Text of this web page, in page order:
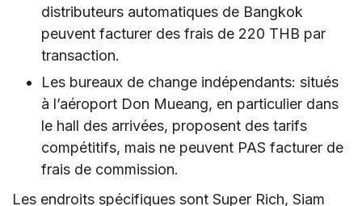
distributeurs automatiques de Bangkok
peuvent facturer des frais de 220 THB par
transaction.
Les bureaux de change indépendants: situés
à l’aéroport Don Mueang, en particulier dans
le hall des arrivées, proposent des tarifs
compétitifs, mais ne peuvent PAS facturer de
frais de commission.
Les endroits spécifiques sont Super Rich, Siam